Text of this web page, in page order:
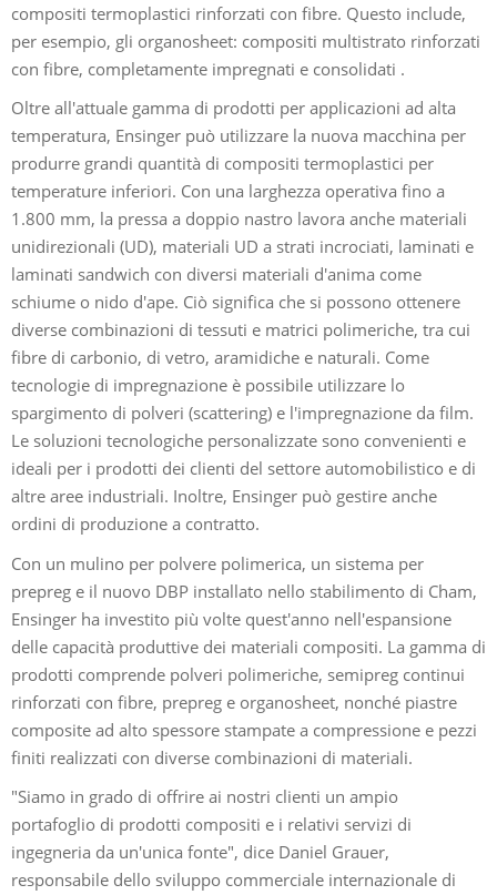
compositi termoplastici rinforzati con fibre. Questo include,
per esempio, gli organosheet: compositi multistrato rinforzati
con fibre, completamente impregnati e consolidati .
Oltre all'attuale gamma di prodotti per applicazioni ad alta
temperatura, Ensinger può utilizzare la nuova macchina per
produrre grandi quantità di compositi termoplastici per
temperature inferiori. Con una larghezza operativa fino a
1.800 mm, la pressa a doppio nastro lavora anche materiali
unidirezionali (UD), materiali UD a strati incrociati, laminati e
laminati sandwich con diversi materiali d'anima come
schiume o nido d'ape. Ciò significa che si possono ottenere
diverse combinazioni di tessuti e matrici polimeriche, tra cui
fibre di carbonio, di vetro, aramidiche e naturali. Come
tecnologie di impregnazione è possibile utilizzare lo
spargimento di polveri (scattering) e l'impregnazione da film.
Le soluzioni tecnologiche personalizzate sono convenienti e
ideali per i prodotti dei clienti del settore automobilistico e di
altre aree industriali. Inoltre, Ensinger può gestire anche
ordini di produzione a contratto.
Con un mulino per polvere polimerica, un sistema per
prepreg e il nuovo DBP installato nello stabilimento di Cham,
Ensinger ha investito più volte quest'anno nell'espansione
delle capacità produttive dei materiali compositi. La gamma di
prodotti comprende polveri polimeriche, semipreg continui
rinforzati con fibre, prepreg e organosheet, nonché piastre
composite ad alto spessore stampate a compressione e pezzi
finiti realizzati con diverse combinazioni di materiali.
"Siamo in grado di offrire ai nostri clienti un ampio
portafoglio di prodotti compositi e i relativi servizi di
ingegneria da un'unica fonte", dice Daniel Grauer,
responsabile dello sviluppo commerciale internazionale di